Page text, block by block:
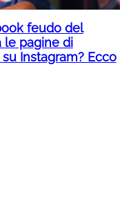
feudo del
le pagine di
Instagram? Ecco